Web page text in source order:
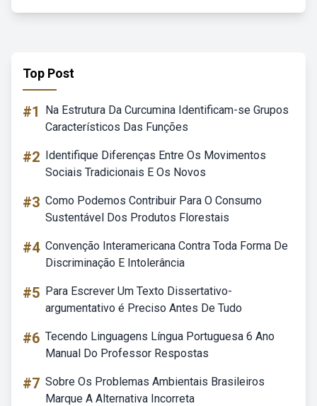
Top Post
#1
Na Estrutura Da Curcumina Identificam-se Grupos
Característicos Das Funções
#2 Identifique Diferenças Entre Os Movimentos
Sociais Tradicionais E Os Novos
#3 Como Podemos Contribuir Para O Consumo
Sustentável Dos Produtos Florestais
#4 Convenção Interamericana Contra Toda Forma De
Discriminação E Intolerância
#5 Para Escrever Um Texto Dissertativo-
argumentativo é Preciso Antes De Tudo
#6 Tecendo Linguagens Língua Portuguesa 6 Ano
Manual Do Professor Respostas
#7 Sobre Os Problemas Ambientais Brasileiros
Marque A Alternativa Incorreta